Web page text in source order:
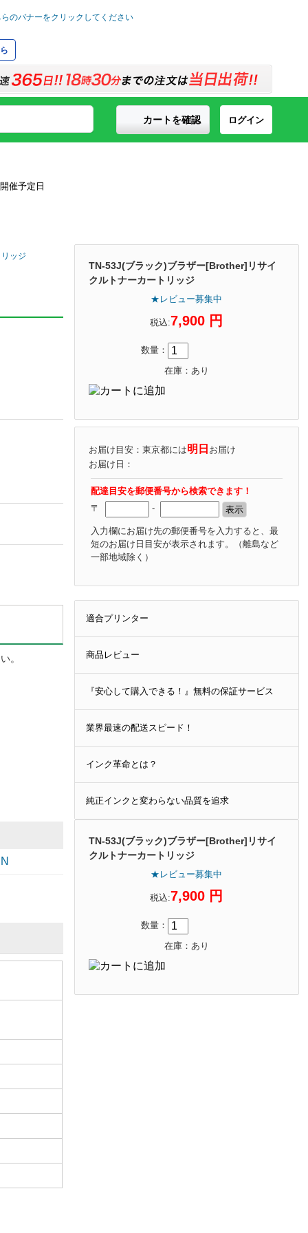
ログイン
カートを確認
ッジ
TN-53J(ブラック)ブラザー[Brother]リサイ
クルトナーカートリッジ
★レビュー募集中
税込:7,900 円
数量：
在庫：あり
お届け目安：東京都には明日 お届け
お届け日：
配達目安を郵便番号から検索できます！
〒
-
入力欄にお届け先の郵便番号を入力すると、最
短のお届け日目安が表示されます。
（離島など
一部地域除く）
適合プリンター
商品レビュー
『安心して購入できる！』無料の保証サービス
業界最速の配送スピード！
インク革命とは？
純正インクと変わらない品質を追求
TN-53J(ブラック)ブラザー[Brother]リサイ
クルトナーカートリッジ
★レビュー募集中
税込:7,900 円
数量：
在庫：あり
。